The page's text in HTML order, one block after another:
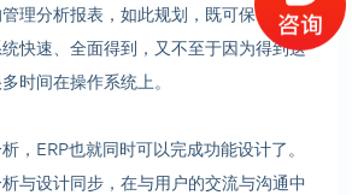
理分析报表，如此规划，既可保证管理
快速、全面得到，又不至于因为得到这
时间在操作系统上。
，ERP也就同时可以完成功能设计了。
与设计同步，在与用户的交流与沟通中